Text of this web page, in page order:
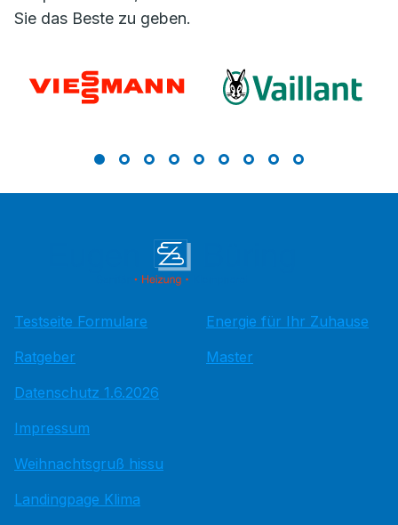
Sie das Beste zu geben.
Testseite Formulare
Ratgeber
Datenschutz 1.6.2026
Impressum
Weihnachtsgruß hissu
Landingpage Klima
Energie für Ihr Zuhause
Master